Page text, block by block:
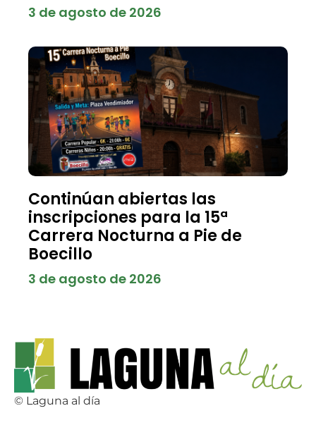
3 de agosto de 2026
Continúan abiertas las
inscripciones para la 15ª
Carrera Nocturna a Pie de
Boecillo
3 de agosto de 2026
© Laguna al día